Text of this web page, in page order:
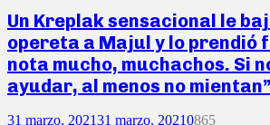
Un Kreplak sensacional le
opereta a Majul y lo prendió
nota mucho, muchachos. Si
ayudar, al menos no mientan”
31 marzo, 202131 marzo, 20210865